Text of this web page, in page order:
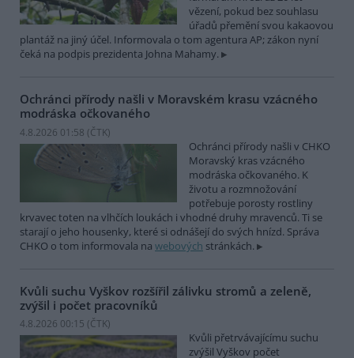
vězení, pokud bez souhlasu
úřadů přemění svou kakaovou
plantáž na jiný účel. Informovala o tom agentura AP; zákon nyní
čeká na podpis prezidenta Johna Mahamy.
Ochránci přírody našli v Moravském krasu vzácného
modráska očkovaného
4.8.2026 01:58 (ČTK)
Ochránci přírody našli v CHKO
Moravský kras vzácného
modráska očkovaného. K
životu a rozmnožování
potřebuje porosty rostliny
krvavec toten na vlhčích loukách i vhodné druhy mravenců. Ti se
starají o jeho housenky, které si odnášejí do svých hnízd. Správa
CHKO o tom informovala na webových stránkách.
Kvůli suchu Vyškov rozšířil zálivku stromů a zeleně,
zvýšil i počet pracovníků
4.8.2026 00:15 (ČTK)
Kvůli přetrvávajícímu suchu
zvýšil Vyškov počet